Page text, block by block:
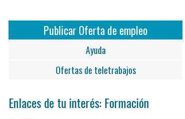
Publicar Oferta de empleo
Ayuda
Ofertas de teletrabajos
Enlaces de tu interés: Formación